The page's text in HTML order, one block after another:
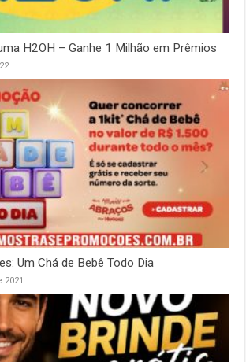
H2OH – Ganhe 1 Milhão em Prêmios
Um Chá de Bebê Todo Dia